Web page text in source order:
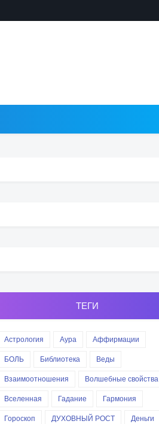
ТЕГИ
Астрология Аура
Аффирмации
БОЛЬ
Библиотека
Веды
Взаимоотношения
Волшебные свойства
Вселенная
Гадание
Гармония
Гороскоп
ДУХОВНЫЙ РОСТ
Деньги